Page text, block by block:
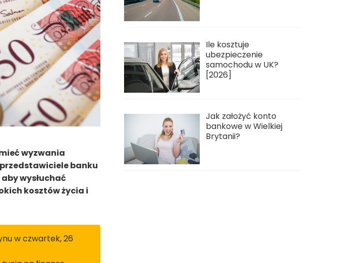
wyzwania
banku
wysłuchać
kosztów życia i
w czwartek, 26
Ile kosztuje
ubezpieczenie
samochodu w UK?
[2026]
Jak założyć konto
bankowe w Wielkiej
Brytanii?